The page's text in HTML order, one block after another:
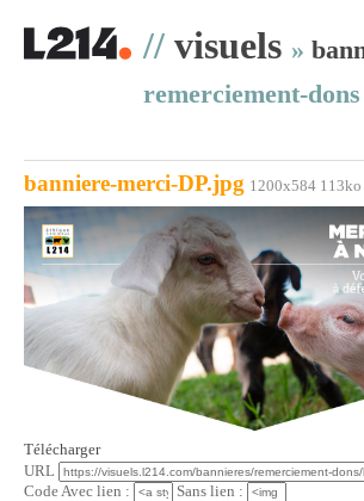
// visuels »
remerciement-dons
banniere-merci-DP.jpg 1200x584 113ko
Télécharger
URL
Code Avec lien :
Sans lien :